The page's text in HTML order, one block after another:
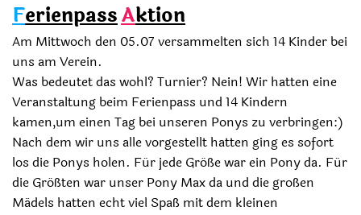
FerienpassAktion
Am Mittwoch den 05.07 versammelten sich 14 Kinder bei
uns am Verein.
Was bedeutet das wohl? Turnier? Nein! Wir hatten eine
Veranstaltung beim Ferienpass und 14 Kindern
kamen,um einen Tag bei unseren Ponys zu verbringen:)
Nach dem wir uns alle vorgestellt hatten ging es sofort
los die Ponys holen. Für jede Größe war ein Pony da. Für
die Größten war unser Pony Max da und die großen
Mädels hatten echt viel Spaß mit dem kleinen